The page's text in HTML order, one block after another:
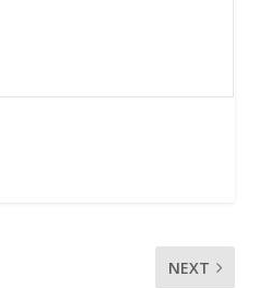
NEXT